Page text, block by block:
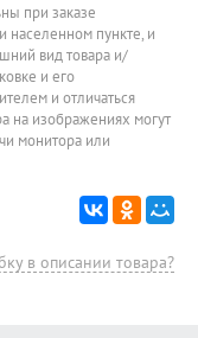
при заказе
населенном пункте, и
вид товара и/
и его
и отличаться
на изображениях могут
монитора или
в описании товара?